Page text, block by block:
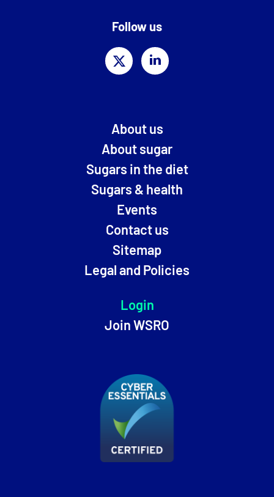
Follow us
About us
About sugar
Sugars in the diet
Sugars & health
Events
Contact us
Sitemap
Legal and Policies
Login
Join WSRO